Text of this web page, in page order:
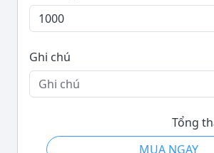
Ghi chú
Tổng
MUA NGAY